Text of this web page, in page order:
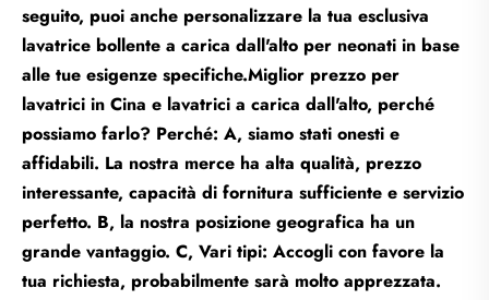
seguito, puoi anche personalizzare la tua esclusiva
lavatrice bollente a carica dall'alto per neonati in base
alle tue esigenze specifiche.Miglior prezzo per
lavatrici in Cina e lavatrici a carica dall'alto, perché
possiamo farlo? Perché: A, siamo stati onesti e
affidabili. La nostra merce ha alta qualità, prezzo
interessante, capacità di fornitura sufficiente e servizio
perfetto. B, la nostra posizione geografica ha un
grande vantaggio. C, Vari tipi: Accogli con favore la
tua richiesta, probabilmente sarà molto apprezzata.